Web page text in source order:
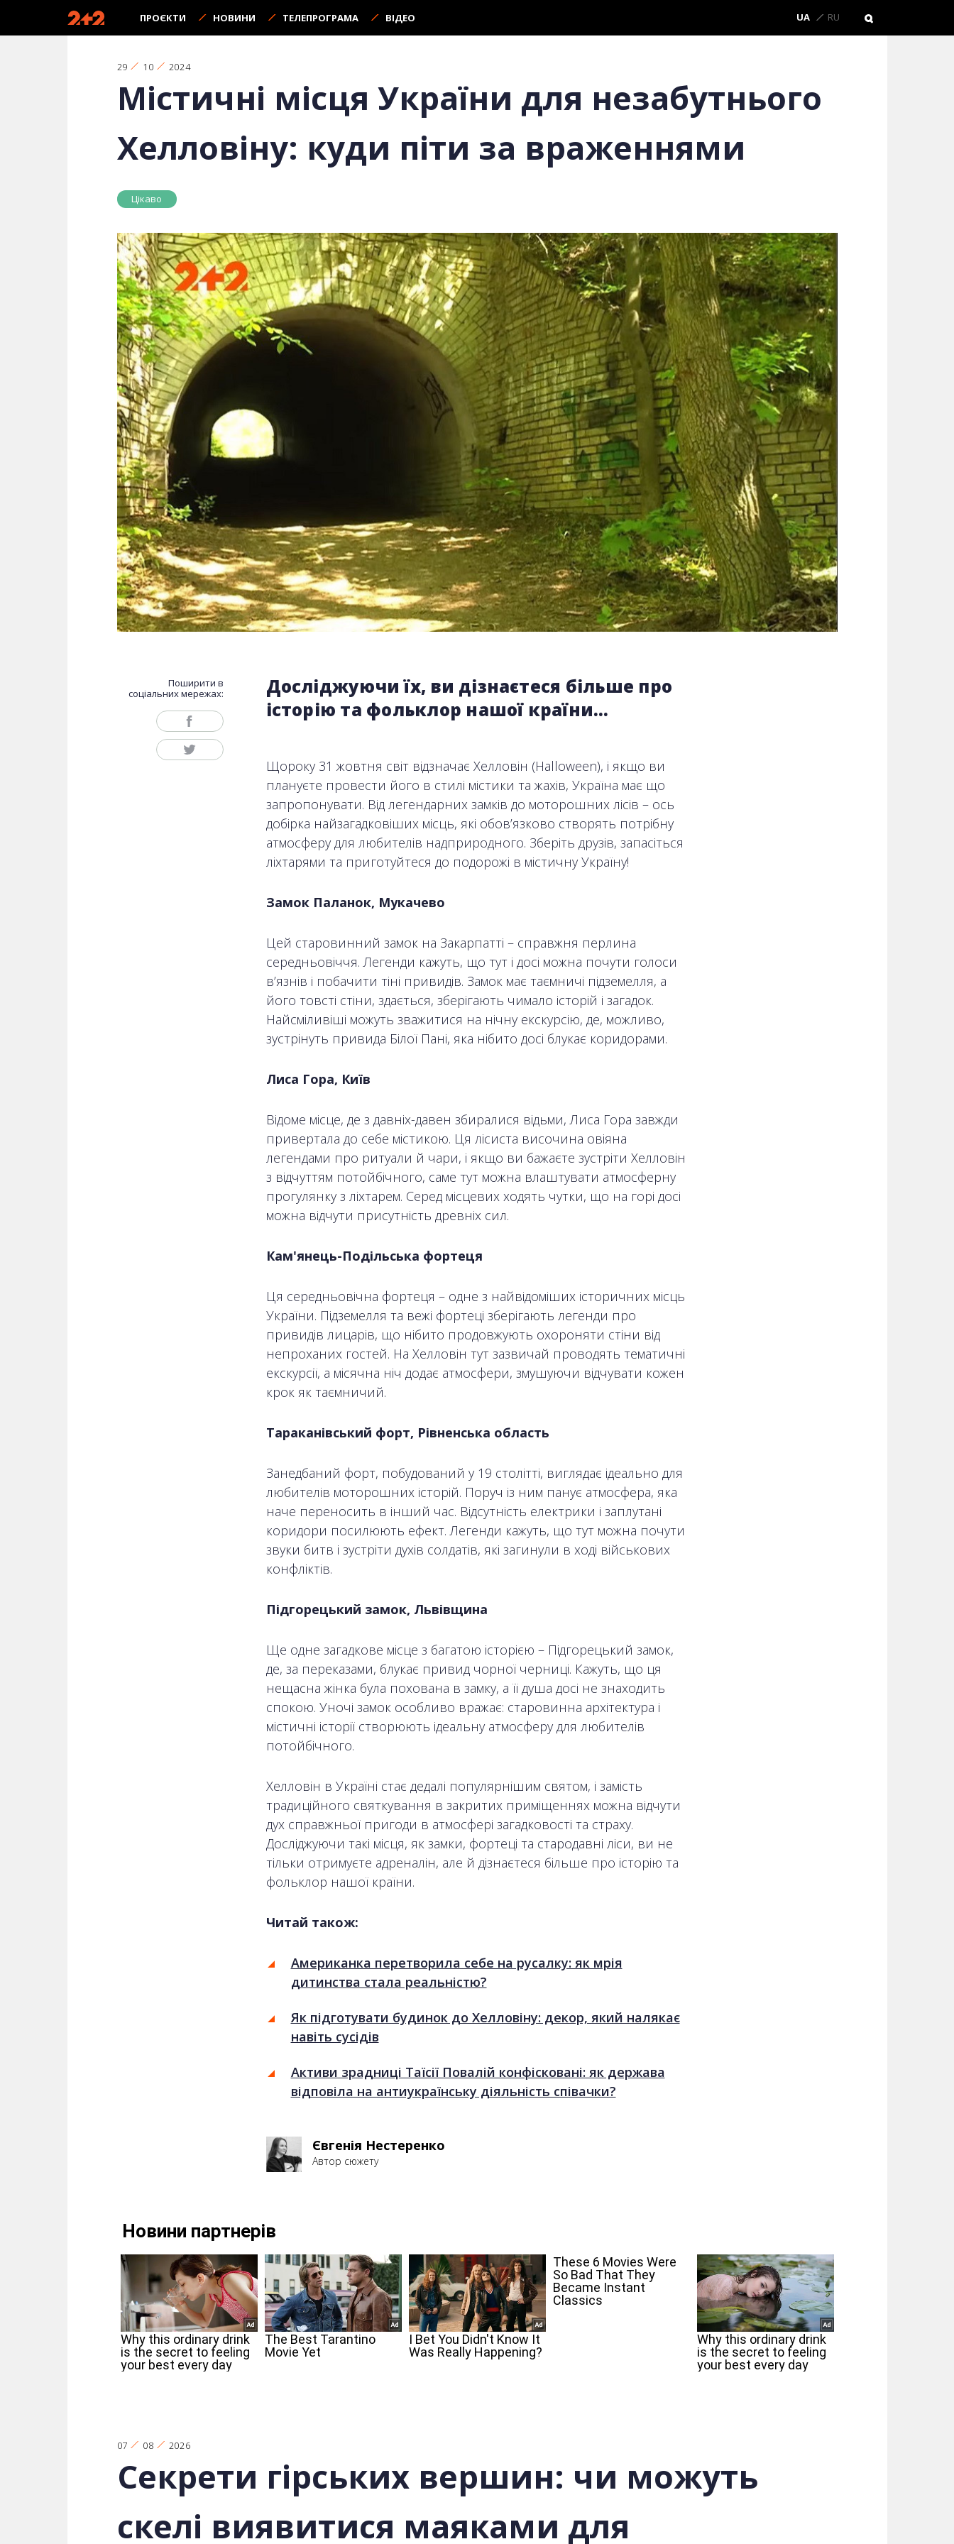
ПРОЄКТИ НОВИНИ ТЕЛЕПРОГРАМА ВІДЕО UA RU
29 10 2024
Містичні місця України для незабутнього
Хелловіну: куди піти за враженнями
Цікаво
Поширити в
соціальних мережах:
Досліджуючи їх, ви дізнаєтеся більше про
історію та фольклор нашої країни…
Щороку 31 жовтня світ відзначає Хелловін (Halloween), і якщо ви
плануєте провести його в стилі містики та жахів, Україна має що
запропонувати. Від легендарних замків до моторошних лісів – ось
добірка найзагадковіших місць, які обов’язково створять потрібну
атмосферу для любителів надприродного. Зберіть друзів, запасіться
ліхтарями та приготуйтеся до подорожі в містичну Україну!
Замок Паланок, Мукачево
Цей старовинний замок на Закарпатті – справжня перлина
середньовіччя. Легенди кажуть, що тут і досі можна почути голоси
в’язнів і побачити тіні привидів. Замок має таємничі підземелля, а
його товсті стіни, здається, зберігають чимало історій і загадок.
Найсміливіші можуть зважитися на нічну екскурсію, де, можливо,
зустрінуть привида Білої Пані, яка нібито досі блукає коридорами.
Лиса Гора, Київ
Відоме місце, де з давніх-давен збиралися відьми, Лиса Гора завжди
привертала до себе містикою. Ця лісиста височина овіяна
легендами про ритуали й чари, і якщо ви бажаєте зустріти Хелловін
з відчуттям потойбічного, саме тут можна влаштувати атмосферну
прогулянку з ліхтарем. Серед місцевих ходять чутки, що на горі досі
можна відчути присутність древніх сил.
Кам'янець-Подільська фортеця
Ця середньовічна фортеця – одне з найвідоміших історичних місць
України. Підземелля та вежі фортеці зберігають легенди про
привидів лицарів, що нібито продовжують охороняти стіни від
непроханих гостей. На Хелловін тут зазвичай проводять тематичні
екскурсії, а місячна ніч додає атмосфери, змушуючи відчувати кожен
крок як таємничий.
Тараканівський форт, Рівненська область
Занедбаний форт, побудований у 19 столітті, виглядає ідеально для
любителів моторошних історій. Поруч із ним панує атмосфера, яка
наче переносить в інший час. Відсутність електрики і заплутані
коридори посилюють ефект. Легенди кажуть, що тут можна почути
звуки битв і зустріти духів солдатів, які загинули в ході військових
конфліктів.
Підгорецький замок, Львівщина
Ще одне загадкове місце з багатою історією – Підгорецький замок,
де, за переказами, блукає привид чорної черниці. Кажуть, що ця
нещасна жінка була похована в замку, а її душа досі не знаходить
спокою. Уночі замок особливо вражає: старовинна архітектура і
містичні історії створюють ідеальну атмосферу для любителів
потойбічного.
Хелловін в Україні стає дедалі популярнішим святом, і замість
традиційного святкування в закритих приміщеннях можна відчути
дух справжньої пригоди в атмосфері загадковості та страху.
Досліджуючи такі місця, як замки, фортеці та стародавні ліси, ви не
тільки отримуєте адреналін, але й дізнаєтеся більше про історію та
фольклор нашої країни.
Читай також:
Американка перетворила себе на русалку: як мрія
дитинства стала реальністю?
Як підготувати будинок до Хелловіну: декор, який налякає
навіть сусідів
Активи зрадниці Таїсії Повалій конфісковані: як держава
відповіла на антиукраїнську діяльність співачки?
Євгенія Нестеренко
Автор сюжету
07 08 2026
Секрети гірських вершин: чи можуть
скелі виявитися маяками для